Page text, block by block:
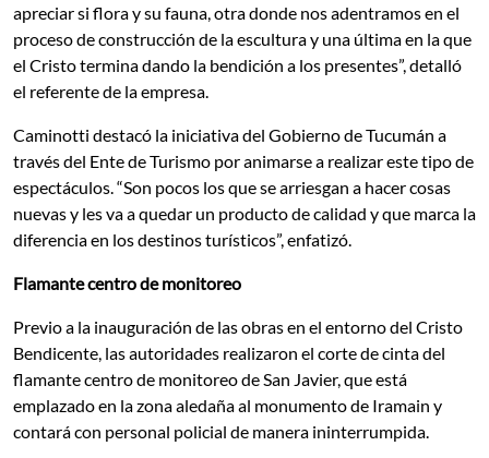
apreciar si flora y su fauna, otra donde nos adentramos en el
proceso de construcción de la escultura y una última en la que
el Cristo termina dando la bendición a los presentes”, detalló
el referente de la empresa.
Caminotti destacó la iniciativa del Gobierno de Tucumán a
través del Ente de Turismo por animarse a realizar este tipo de
espectáculos. “Son pocos los que se arriesgan a hacer cosas
nuevas y les va a quedar un producto de calidad y que marca la
diferencia en los destinos turísticos”, enfatizó.
Flamante centro de monitoreo
Previo a la inauguración de las obras en el entorno del Cristo
Bendicente, las autoridades realizaron el corte de cinta del
flamante centro de monitoreo de San Javier, que está
emplazado en la zona aledaña al monumento de Iramain y
contará con personal policial de manera ininterrumpida.